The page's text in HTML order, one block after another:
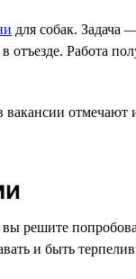
для собак. Задача
Работа
решите
и быть